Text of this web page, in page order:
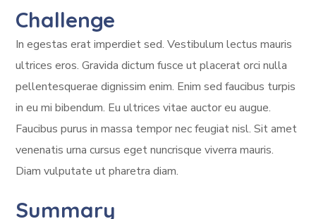
Challenge
In egestas erat imperdiet sed. Vestibulum lectus mauris
ultrices eros. Gravida dictum fusce ut placerat orci nulla
pellentesquerae dignissim enim. Enim sed faucibus turpis
in eu mi bibendum. Eu ultrices vitae auctor eu augue.
Faucibus purus in massa tempor nec feugiat nisl. Sit amet
venenatis urna cursus eget nuncrisque viverra mauris.
Diam vulputate ut pharetra diam.
Summary